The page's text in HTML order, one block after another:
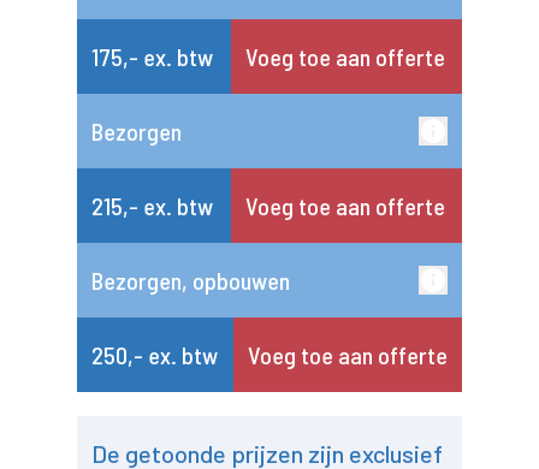
175,- ex. btw Voeg toe aan offerte
Bezorgen
215,- ex. btw Voeg toe aan offerte
Bezorgen, opbouwen
250,- ex. btw Voeg toe aan offerte
De getoonde prijzen zijn exclusief